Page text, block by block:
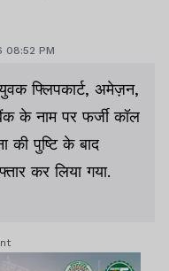
08:52 PM
फ्लिपकार्ट, अमेज़न,
के नाम पर फर्जी कॉल
की पुष्टि के बाद
कर लिया गया.